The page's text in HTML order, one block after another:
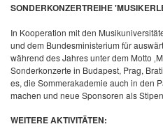
SONDERKONZERTREIHE
In Kooperation mit den
und dem Bundesministerium für
während des Jahres unter dem Motto
Sonderkonzerte in Budapest, Prag,
es, die Sommerakademie auch in den
machen und neue Sponsoren als
WEITERE AKTIVITÄTEN: